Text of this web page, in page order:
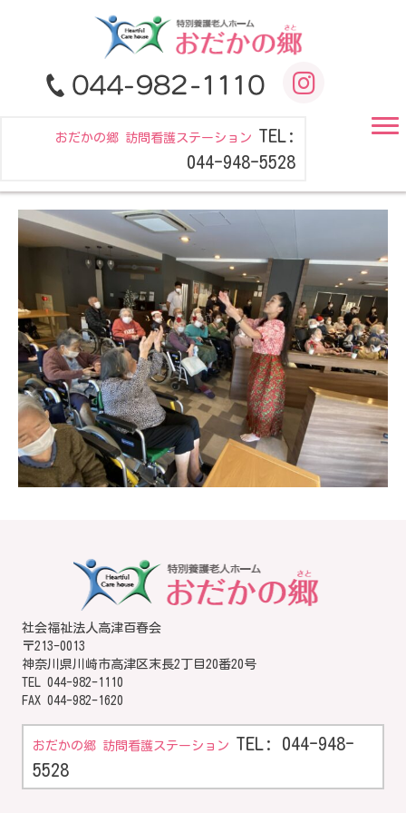
おだかの郷 訪問看護ステーション TEL:
044-948-5528
社会福祉法人高津百春会
〒213-0013
神奈川県川崎市高津区末長2丁目20番20号
TEL 044-982-1110
FAX 044-982-1620
おだかの郷 訪問看護ステーション TEL: 044-948-
5528